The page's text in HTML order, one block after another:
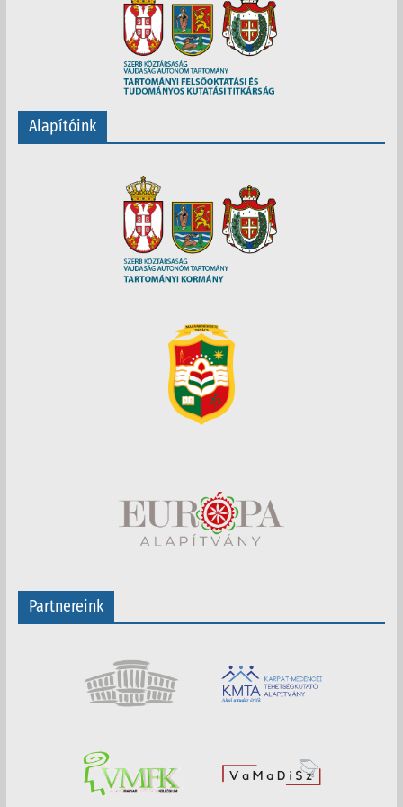
Alapítóink
Partnereink